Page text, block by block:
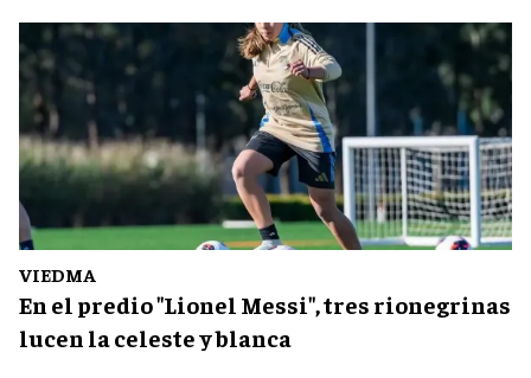
VIEDMA
En el predio "Lionel Messi", tres rionegrinas
lucen la celeste y blanca